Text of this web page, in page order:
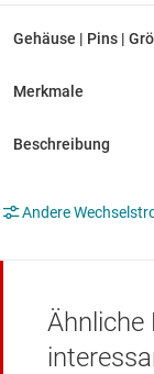
Andere
Ähnliche